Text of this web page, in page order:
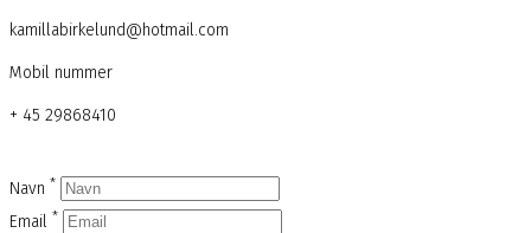
kamillabirkelund@hotmail.com
Mobil nummer
+ 45 29868410
Navn *
Email *